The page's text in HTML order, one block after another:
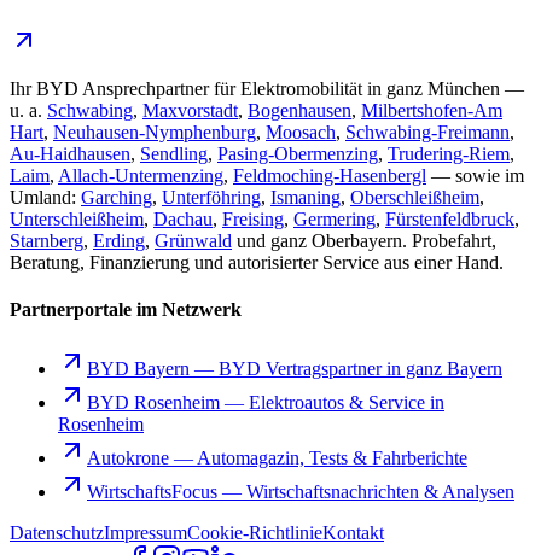
Ihr BYD Ansprechpartner für Elektromobilität in ganz München —
u. a. Schwabing, Maxvorstadt, Bogenhausen, Milbertshofen-Am
Hart, Neuhausen-Nymphenburg, Moosach, Schwabing-Freimann,
Au-Haidhausen, Sendling, Pasing-Obermenzing, Trudering-Riem,
Laim, Allach-Untermenzing, Feldmoching-Hasenbergl — sowie im
Umland: Garching, Unterföhring, Ismaning, Oberschleißheim,
Unterschleißheim, Dachau, Freising, Germering, Fürstenfeldbruck,
Starnberg, Erding, Grünwald und ganz Oberbayern. Probefahrt,
Beratung, Finanzierung und autorisierter Service aus einer Hand.
Partnerportale im Netzwerk
BYD Bayern — BYD Vertragspartner in ganz Bayern
BYD Rosenheim — Elektroautos & Service in
Rosenheim
Autokrone — Automagazin, Tests & Fahrberichte
WirtschaftsFocus — Wirtschaftsnachrichten & Analysen
DatenschutzImpressumCookie-RichtlinieKontakt